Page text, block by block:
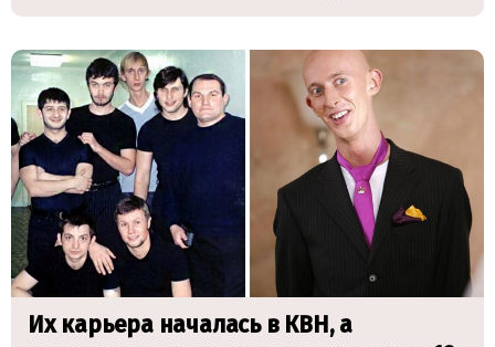
Их карьера началась в КВН, а